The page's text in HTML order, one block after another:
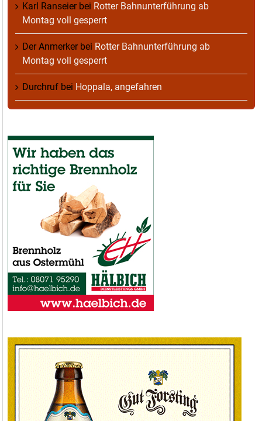
Karl Ranseierbei Rotter Bahnunterführung ab
Montag voll gesperrt
Der Anmerkerbei Rotter Bahnunterführung ab
Montag voll gesperrt
Durchruf bei Hoppala, angefahren